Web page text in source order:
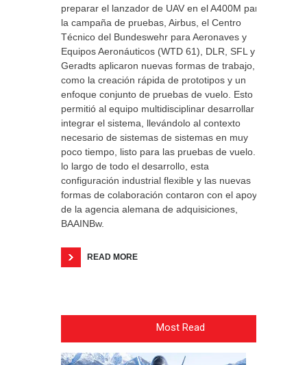
preparar el lanzador de UAV en el A400M para
la campaña de pruebas, Airbus, el Centro
Técnico del Bundeswehr para Aeronaves y
Equipos Aeronáuticos (WTD 61), DLR, SFL y
Geradts aplicaron nuevas formas de trabajo,
como la creación rápida de prototipos y un
enfoque conjunto de pruebas de vuelo. Esto
permitió al equipo multidisciplinar desarrollar e
integrar el sistema, llevándolo al contexto
necesario de sistemas de sistemas en muy
poco tiempo, listo para las pruebas de vuelo. A
lo largo de todo el desarrollo, esta
configuración industrial flexible y las nuevas
formas de colaboración contaron con el apoyo
de la agencia alemana de adquisiciones,
BAAINBw.
READ MORE
Most Read